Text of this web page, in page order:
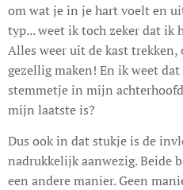
om wat je in je hart voelt en
typ... weet ik toch zeker dat ik
Alles weer uit de kast
gezellig maken! En ik weet
stemmetje in mijn
mijn laatste is?
Dus ook in dat stukje is de
nadrukkelijk aanwezig. Beide
een andere manier. Geen